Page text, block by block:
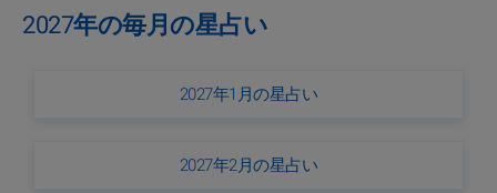
2027年の毎月の星占い
2027年1月の星占い
2027年2月の星占い